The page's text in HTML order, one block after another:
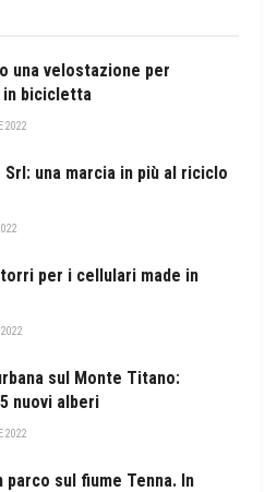
una velostazione per
in bicicletta
2022
una marcia in più al riciclo
per i cellulari made in
sul Monte Titano:
nuovi alberi
2022
parco sul fiume Tenna. In